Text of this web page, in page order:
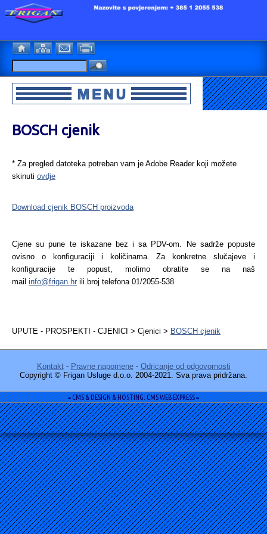
BOSCH cjenik
* Za pregled datoteka potreban vam je Adobe Reader koji možete
skinuti ovdje
Download cjenik BOSCH proizvoda
Cjene su pune te iskazane bez i sa PDV-om. Ne sadrže popuste
ovisno o konfiguraciji i količinama. Za konkretne slučajeve i
konfiguracije te popust, molimo obratite se na naš
mail info@frigan.hr ili broj telefona 01/2055-538
UPUTE - PROSPEKTI - CJENICI > Cjenici > BOSCH cjenik
Kontakt- Pravne napomene- Odricanje od odgovornosti
Copyright © Frigan Usluge d.o.o. 2004-2021. Sva prava pridržana.
= CMS & DESIGN & HOSTING: CMS WEB EXPRESS =